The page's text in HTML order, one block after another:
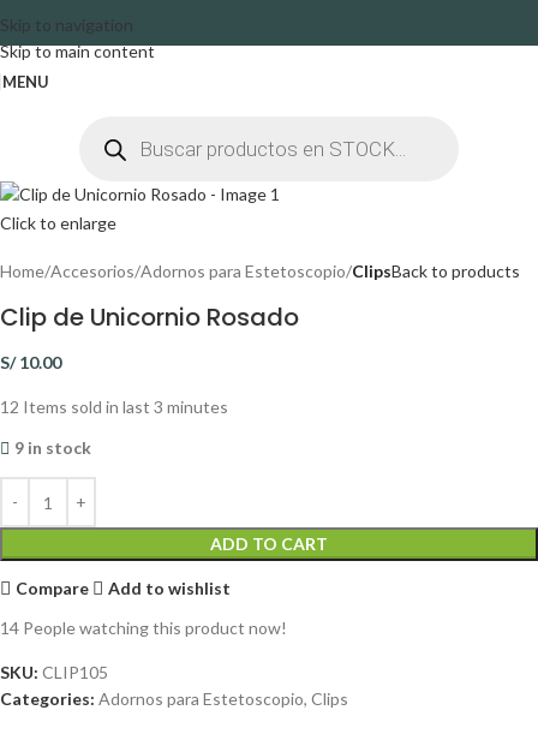
Skip to navigation
Skip to main content
MENU
Click to enlarge
Home Accesorios Adornos para Estetoscopio ClipsBack to products
Clip de Unicornio Rosado
S/10.00
12 Items sold in last 3 minutes
9 in stock
ADD TO CART
Compare
Add to wishlist
14 People watching this product now!
SKU: CLIP105
Categories: Adornos para Estetoscopio, Clips